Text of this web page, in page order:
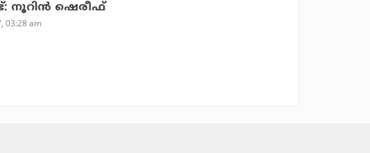
നൂറിന്‍ ഷെരീഫ്
03:28 am